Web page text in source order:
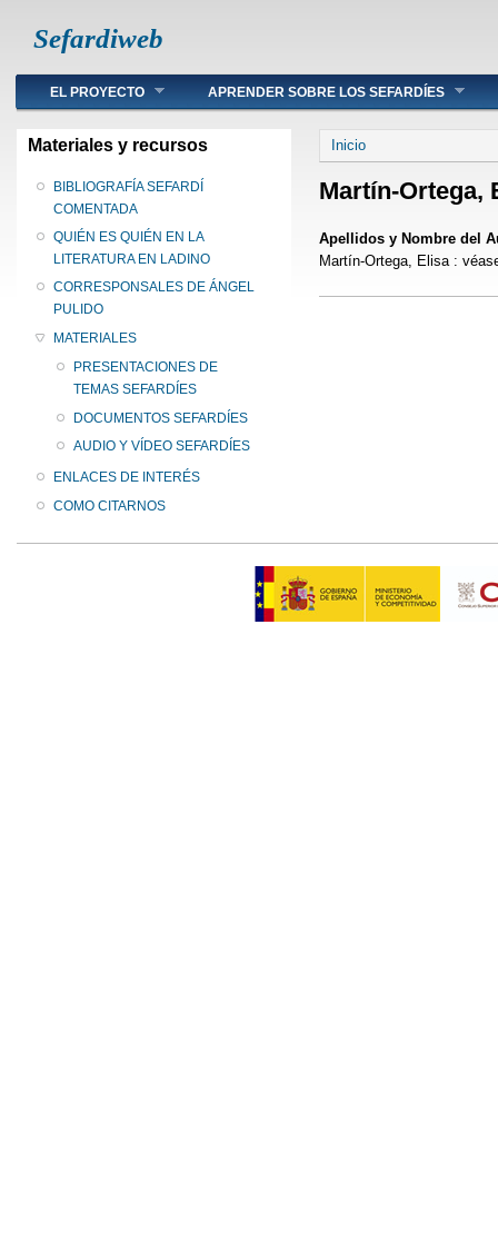
Sefardiweb
Main menu
EL PROYECTO APRENDER SOBRE LOS SEFARDÍES
Materiales y recursos
BIBLIOGRAFÍA SEFARDÍ
COMENTADA
QUIÉN ES QUIÉN EN LA
LITERATURA EN LADINO
CORRESPONSALES DE ÁNGEL
PULIDO
MATERIALES
PRESENTACIONES DE
TEMAS SEFARDÍES
DOCUMENTOS SEFARDÍES
AUDIO Y VÍDEO SEFARDÍES
ENLACES DE INTERÉS
COMO CITARNOS
Se encuentra
Inicio
Martín-Ortega,
Apellidos y Nombre del
Martín-Ortega, Elisa :